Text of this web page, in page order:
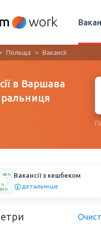
Польща Вакансії
в Варшава
Вакансії з кешбеком
ДЕТАЛЬНІШЕ